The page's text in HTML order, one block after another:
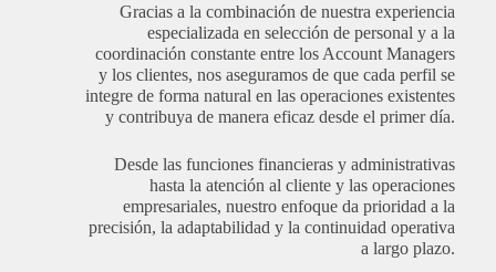
Gracias a la combinación de nuestra experiencia
especializada en selección de personal y a la
coordinación constante entre los Account Managers
y los clientes, nos aseguramos de que cada perfil se
integre de forma natural en las operaciones existentes
y contribuya de manera eficaz desde el primer día.
Desde las funciones financieras y administrativas
hasta la atención al cliente y las operaciones
empresariales, nuestro enfoque da prioridad a la
precisión, la adaptabilidad y la continuidad operativa
a largo plazo.